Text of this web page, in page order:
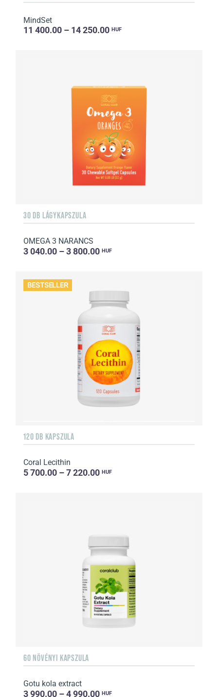
MindSet
11 400.00 – 14 250.00 HUF
30 DB LÁGYKAPSZULA
OMEGA 3 NARANCS
3 040.00 – 3 800.00 HUF
BESTSELLER
120 DB KAPSZULA
Coral Lecithin
5 700.00 – 7 220.00 HUF
60 NÖVÉNYI KAPSZULA
Gotu kola extract
3 990.00 – 4 990.00 HUF